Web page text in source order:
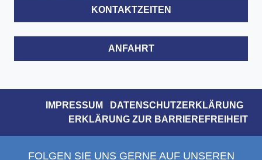
KONTAKTZEITEN
ANFAHRT
IMPRESSUM
DATENSCHUTZERKLÄRUNG
ERKLÄRUNG ZUR BARRIEREFREIHEIT
FOLGEN SIE UNS GERNE AUF UNSEREN